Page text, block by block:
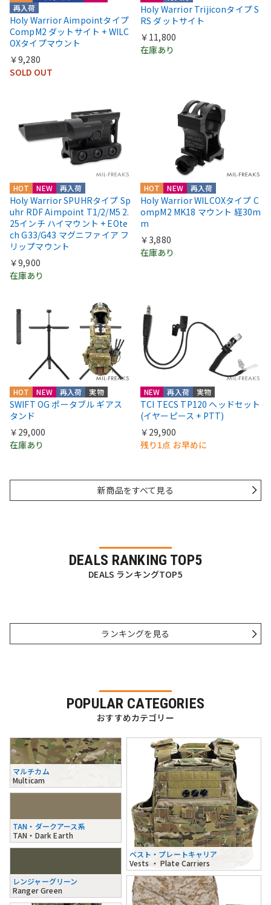
再入荷
Holy Warrior Aimpointタイプ
CompM2 ダットサイト + WILC
OXタイプマウント
￥9,280
SOLD OUT
Holy Warrior Trijiconタイプ S
RS ダットサイト
￥11,800
在庫あり
HOT NEW 再入荷
Holy Warrior SPUHRタイプ Sp
uhr RDF Aimpoint T1/2/M5 2.
25インチ ハイマウント + EOte
ch G33/G43 マグニファイア フ
リップマウント
￥9,900
在庫あり
HOT NEW 再入荷
Holy Warrior WILCOXタイプ C
ompM2 MK18 マウント 経30m
m
￥3,880
在庫あり
HOT NEW 再入荷 実物
SWIFT OG ポータブル ギアス
タンド
￥29,000
在庫あり
NEW 再入荷 実物
TCI TECS TP120 ヘッドセット
(イヤーピース + PTT)
￥29,900
残り1点 お早めに
新商品をすべて見る
DEALS RANKING TOP5
DEALS ランキングTOP5
ランキングを見る
POPULAR CATEGORIES
おすすめカテゴリー
マルチカム
Multicam
TAN・ダークアース系
TAN・Dark Earth
レンジャーグリーン
Ranger Green
ベスト・プレートキャリア
Vests ・ Plate Carriers